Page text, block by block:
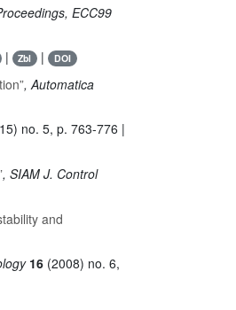
ECC99
| Zbl | DOI
, Automatica
no. 5, p. 763-776 |
, SIAM J. Control
and
16 (2008) no. 6,